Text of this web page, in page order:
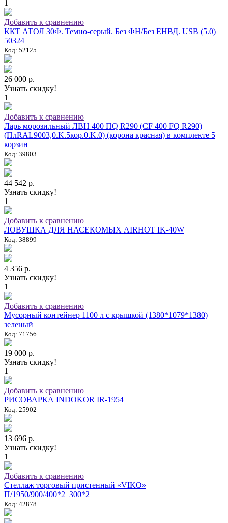
1
Добавить к сравнению
ККТ АТОЛ 30Ф. Темно-серый. Без ФН/Без ЕНВД. USB (5.0)
50324
Код: 52125
26 000 р.
Узнать скидку!
1
Добавить к сравнению
Ларь морозильный ЛВН 400 ПQ R290 (СF 400 FQ R290)
(ПлRAL9003,0.K.5кор.0.K.0) (корона красная) в комплекте 5
корзин
Код: 39803
44 542 р.
Узнать скидку!
1
Добавить к сравнению
ЛОВУШКА ДЛЯ НАСЕКОМЫХ AIRHOT IK-40W
Код: 38899
4 356 р.
Узнать скидку!
1
Добавить к сравнению
Мусорный контейнер 1100 л с крышкой (1380*1079*1380)
зеленый
Код: 71756
19 000 р.
Узнать скидку!
1
Добавить к сравнению
РИСОВАРКА INDOKOR IR-1954
Код: 25902
13 696 р.
Узнать скидку!
1
Добавить к сравнению
Стеллаж торговый пристенный «VIKO»
П/1950/900/400*2_300*2
Код: 42878